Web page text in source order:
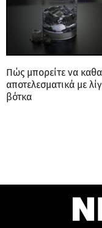
Πώς μπορείτε να
αποτελεσματικά με
βότκα